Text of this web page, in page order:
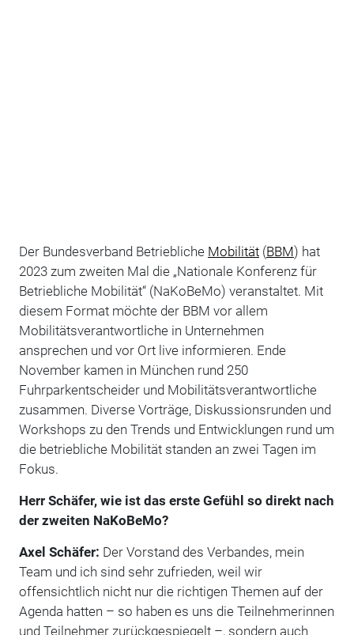
Der Bundesverband Betriebliche Mobilität(BBM) hat
2023 zum zweiten Mal die „Nationale Konferenz für
Betriebliche Mobilität“ (NaKoBeMo) veranstaltet. Mit
diesem Format möchte der BBM vor allem
Mobilitätsverantwortliche in Unternehmen
ansprechen und vor Ort live informieren. Ende
November kamen in München rund 250
Fuhrparkentscheider und Mobilitätsverantwortliche
zusammen. Diverse Vorträge, Diskussionsrunden und
Workshops zu den Trends und Entwicklungen rund um
die betriebliche Mobilität standen an zwei Tagen im
Fokus.
Herr Schäfer, wie ist das erste Gefühl so direkt nach
der zweiten NaKoBeMo?
Axel Schäfer: Der Vorstand des Verbandes, mein
Team und ich sind sehr zufrieden, weil wir
offensichtlich nicht nur die richtigen Themen auf der
Agenda hatten – so haben es uns die Teilnehmerinnen
und Teilnehmer zurückgespiegelt –, sondern auch